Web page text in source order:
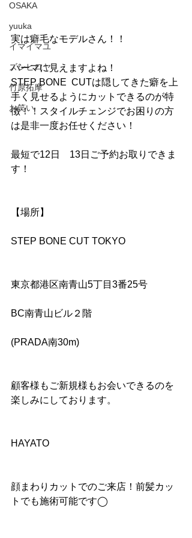
OSAKA
yuuka
イマイマユ
ズシヒロヤ
竹原拓摩
お笑い
実は癖毛なモデルさん！！
パーマに見えますよね！
STEP BONE  CUTは隠してきた癖を上
手く見せるようにカットできるのが特
徴！！スタイルチェンジでお困りの方
は是非一度お任せください！
最短で12日　13日ご予約お取りできま
す！
【場所】
STEP BONE CUT TOKYO
東京都港区南青山5丁目3番25号
BC南青山ビル２階
(PRADA南30m)
顧客様もご新規様もお会いできるのを
楽しみにしております。
HAYATO
顔まわりカットでのご来店！前髪カッ
トでも施術可能です◯